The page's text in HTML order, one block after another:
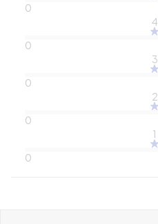
0
4
0
3
0
2
0
1
0